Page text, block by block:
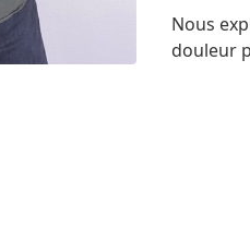
Nous
douleur